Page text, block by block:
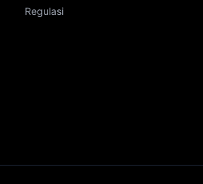
Regulasi